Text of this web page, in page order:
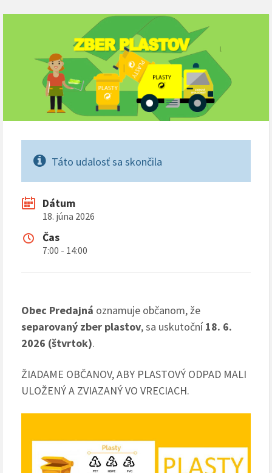
Táto udalosť sa skončila
Dátum
18. júna 2026
Čas
7:00 - 14:00
Obec Predajná oznamuje občanom, že
separovaný zber plastov, sa uskutoční18. 6.
2026 (štvrtok).
ŽIADAME OBČANOV, ABY PLASTOVÝ ODPAD MALI
ULOŽENÝ A ZVIAZANÝ VO VRECIACH.